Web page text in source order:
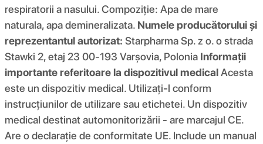
respiratorii a nasului. Compoziţie: Apa de mare
naturala, apa demineralizata. Numele producătorului și
reprezentantul autorizat: Starpharma Sp. z o. o strada
Stawki 2, etaj 23 00-193 Varșovia, Polonia Informații
importante referitoare la dispozitivul medicalAcesta
este un dispozitiv medical. Utilizați-l conform
instrucțiunilor de utilizare sau etichetei. Un dispozitiv
medical destinat automonitorizării - are marcajul CE.
Are o declarație de conformitate UE. Include un manual